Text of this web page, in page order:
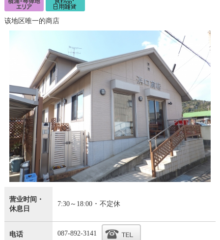
该地区唯一的商店
营业时间・
休息日
7:30～18:00 ･ 不定休
电话 087-892-3141